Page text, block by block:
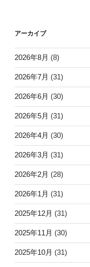
アーカイブ
2026年8月 (8)
2026年7月 (31)
2026年6月 (30)
2026年5月 (31)
2026年4月 (30)
2026年3月 (31)
2026年2月 (28)
2026年1月 (31)
2025年12月 (31)
2025年11月 (30)
2025年10月 (31)